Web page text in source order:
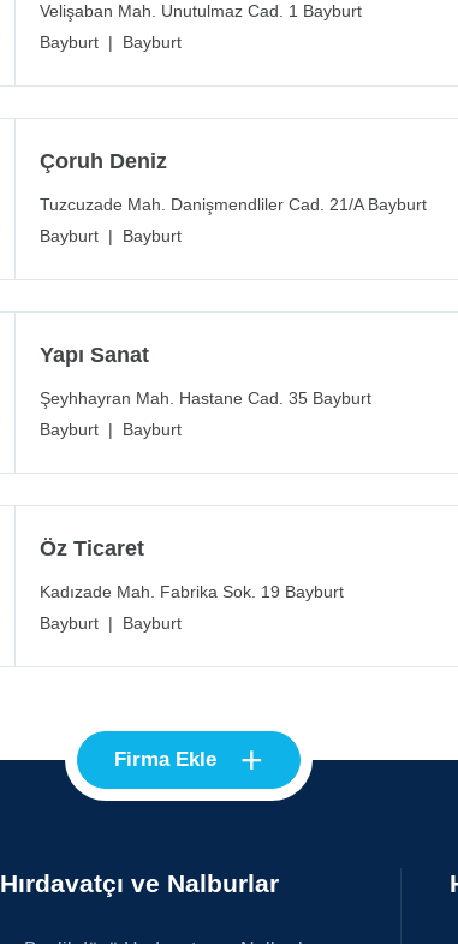
Velişaban Mah. Unutulmaz Cad. 1 Bayburt
Bayburt | Bayburt
Çoruh Deniz
Tuzcuzade Mah. Danişmendliler Cad. 21/A Bayburt
Bayburt | Bayburt
Yapı Sanat
Şeyhhayran Mah. Hastane Cad. 35 Bayburt
Bayburt | Bayburt
Öz Ticaret
Kadızade Mah. Fabrika Sok. 19 Bayburt
Bayburt | Bayburt
Firma Ekle +
Hırdavatçı ve Nalburlar